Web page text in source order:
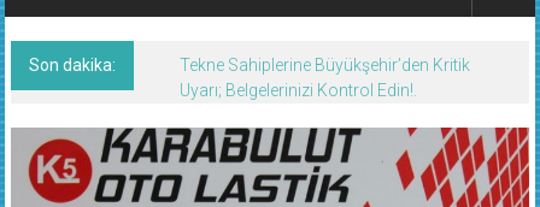
MERKEZİ
Afşin'in
Kanalı
Son dakika:
Tekne Sahiplerine Büyükşehir’den Kritik
Uyarı; Belgelerinizi Kontrol Edin!.